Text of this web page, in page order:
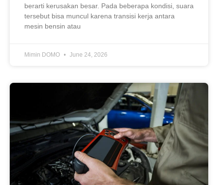
berarti kerusakan besar. Pada beberapa kondisi, suara
tersebut bisa muncul karena transisi kerja antara
mesin bensin atau
Mimin DOMO June 24, 2026